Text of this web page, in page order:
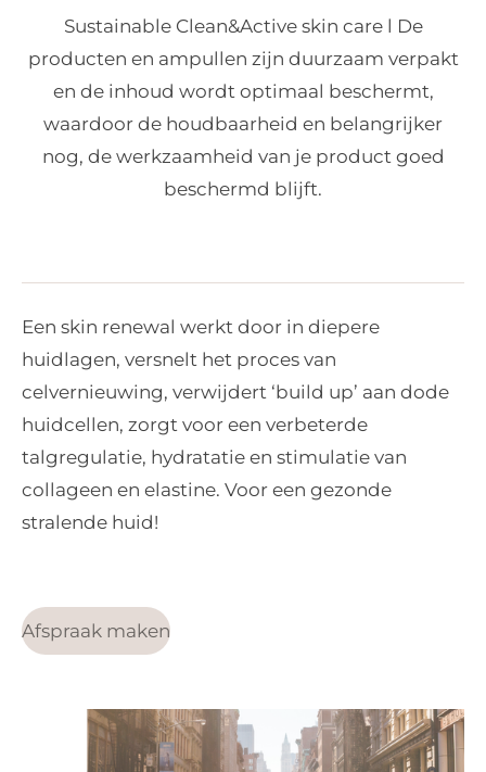
Sustainable Clean&Active skin care l De
producten en ampullen zijn duurzaam verpakt
en de inhoud wordt optimaal beschermt,
waardoor de houdbaarheid en belangrijker
nog, de werkzaamheid van je product goed
beschermd blijft.
Een skin renewal werkt door in diepere
huidlagen, versnelt het proces van
celvernieuwing, verwijdert ‘build up’ aan dode
huidcellen, zorgt voor een verbeterde
talgregulatie, hydratatie en stimulatie van
collageen en elastine. Voor een gezonde
stralende huid!
Afspraak maken